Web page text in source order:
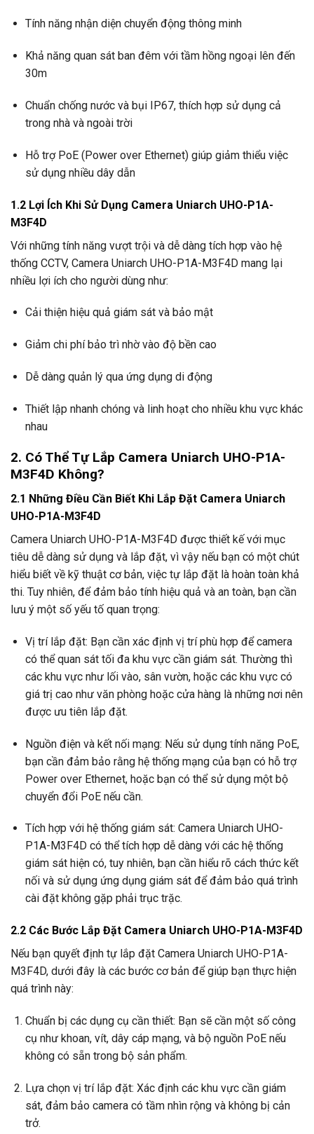
Tính năng nhận diện chuyển động thông minh
Khả năng quan sát ban đêm với tầm hồng ngoại lên đến
30m
Chuẩn chống nước và bụi IP67, thích hợp sử dụng cả
trong nhà và ngoài trời
Hỗ trợ PoE (Power over Ethernet) giúp giảm thiểu việc
sử dụng nhiều dây dẫn
1.2 Lợi Ích Khi Sử Dụng Camera Uniarch UHO-P1A-
M3F4D
Với những tính năng vượt trội và dễ dàng tích hợp vào hệ
thống CCTV, Camera Uniarch UHO-P1A-M3F4D mang lại
nhiều lợi ích cho người dùng như:
Cải thiện hiệu quả giám sát và bảo mật
Giảm chi phí bảo trì nhờ vào độ bền cao
Dễ dàng quản lý qua ứng dụng di động
Thiết lập nhanh chóng và linh hoạt cho nhiều khu vực khác
nhau
2. Có Thể Tự Lắp Camera Uniarch UHO-P1A-
M3F4D Không?
2.1 Những Điều Cần Biết Khi Lắp Đặt Camera Uniarch
UHO-P1A-M3F4D
Camera Uniarch UHO-P1A-M3F4D được thiết kế với mục
tiêu dễ dàng sử dụng và lắp đặt, vì vậy nếu bạn có một chút
hiểu biết về kỹ thuật cơ bản, việc tự lắp đặt là hoàn toàn khả
thi. Tuy nhiên, để đảm bảo tính hiệu quả và an toàn, bạn cần
lưu ý một số yếu tố quan trọng:
Vị trí lắp đặt: Bạn cần xác định vị trí phù hợp để camera
có thể quan sát tối đa khu vực cần giám sát. Thường thì
các khu vực như lối vào, sân vườn, hoặc các khu vực có
giá trị cao như văn phòng hoặc cửa hàng là những nơi nên
được ưu tiên lắp đặt.
Nguồn điện và kết nối mạng: Nếu sử dụng tính năng PoE,
bạn cần đảm bảo rằng hệ thống mạng của bạn có hỗ trợ
Power over Ethernet, hoặc bạn có thể sử dụng một bộ
chuyển đổi PoE nếu cần.
Tích hợp với hệ thống giám sát: Camera Uniarch UHO-
P1A-M3F4D có thể tích hợp dễ dàng với các hệ thống
giám sát hiện có, tuy nhiên, bạn cần hiểu rõ cách thức kết
nối và sử dụng ứng dụng giám sát để đảm bảo quá trình
cài đặt không gặp phải trục trặc.
2.2 Các Bước Lắp Đặt Camera Uniarch UHO-P1A-M3F4D
Nếu bạn quyết định tự lắp đặt Camera Uniarch UHO-P1A-
M3F4D, dưới đây là các bước cơ bản để giúp bạn thực hiện
quá trình này:
Chuẩn bị các dụng cụ cần thiết: Bạn sẽ cần một số công
cụ như khoan, vít, dây cáp mạng, và bộ nguồn PoE nếu
không có sẵn trong bộ sản phẩm.
Lựa chọn vị trí lắp đặt: Xác định các khu vực cần giám
sát, đảm bảo camera có tầm nhìn rộng và không bị cản
trở.